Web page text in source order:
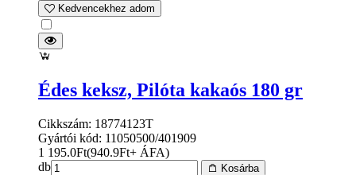
Kedvencekhez adom
Édes keksz, Pilóta kakaós 180 gr
Cikkszám: 18774123T
Gyártói kód: 11050500/401909
1 195.0Ft(940.9Ft+ ÁFA)
db
Kosárba